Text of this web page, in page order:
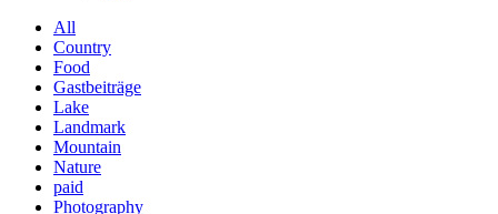
All
Country
Food
Gastbeiträge
Lake
Landmark
Mountain
Nature
paid
Photography